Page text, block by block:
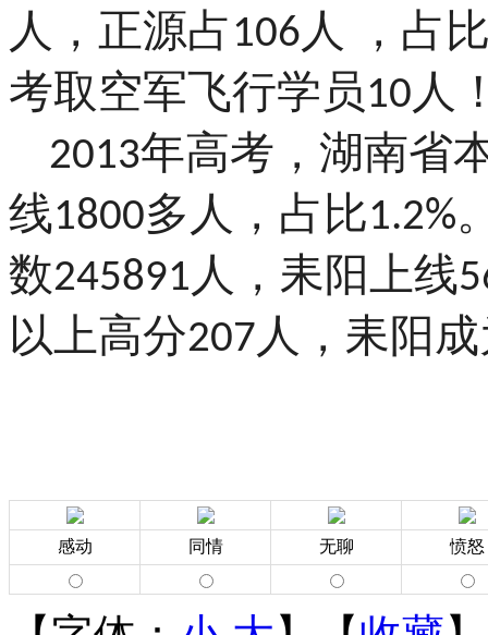
人，正源占106人 ，占
考取空军飞行学员10人
2013年高考，湖南省
线1800多人，占比1.2%
数245891 人，耒阳上线
以上高分207人，耒阳
感动 同情 无聊 愤怒